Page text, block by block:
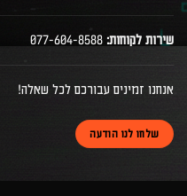
שירות לקוחות:
אנחנו זמינים עבורכם לכל שאלה!
שלחו לנו הודעה